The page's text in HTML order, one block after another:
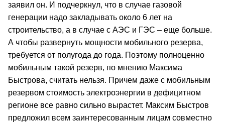
заявил он. И подчеркнул, что в случае газовой
генерации надо закладывать около 6 лет на
строительство, а в случае с АЭС и ГЭС – еще больше.
А чтобы развернуть мощности мобильного резерва,
требуется от полугода до года. Поэтому полноценно
мобильным такой резерв, по мнению Максима
Быстрова, считать нельзя. Причем даже с мобильным
резервом стоимость электроэнергии в дефицитном
регионе все равно сильно вырастет. Максим Быстров
предложил всем заинтересованным лицам совместно